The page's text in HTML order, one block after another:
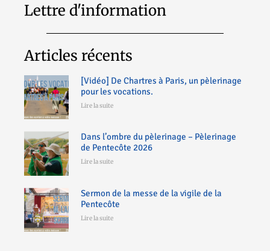
Lettre d'information
Articles récents
[Vidéo] De Chartres à Paris, un pèlerinage
pour les vocations.
Lire la suite
Dans l’ombre du pèlerinage – Pèlerinage
de Pentecôte 2026
Lire la suite
Sermon de la messe de la vigile de la
Pentecôte
Lire la suite